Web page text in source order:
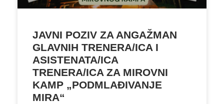
JAVNI POZIV ZA ANGAŽMAN
GLAVNIH TRENERA/ICA I
ASISTENATA/ICA
TRENERA/ICA ZA MIROVNI
KAMP „PODMLAĐIVANJE
MIRA“